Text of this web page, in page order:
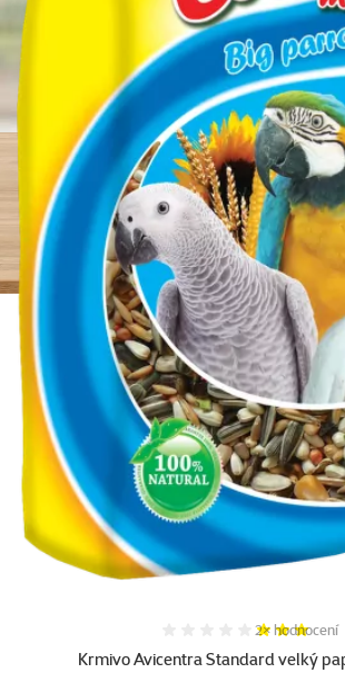
Krmivo Avicentra Standard velký
Hodnocení
2× hodnocení